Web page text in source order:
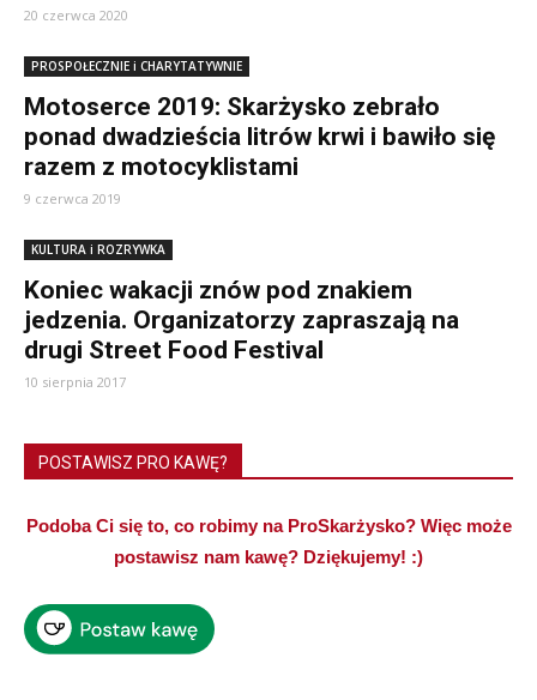
20 czerwca 2020
PROSPOŁECZNIE i CHARYTATYWNIE
Motoserce 2019: Skarżysko zebrało
ponad dwadzieścia litrów krwi i bawiło się
razem z motocyklistami
9 czerwca 2019
KULTURA i ROZRYWKA
Koniec wakacji znów pod znakiem
jedzenia. Organizatorzy zapraszają na
drugi Street Food Festival
10 sierpnia 2017
POSTAWISZ PRO KAWĘ?
Podoba Ci się to, co robimy na ProSkarżysko? Więc może
postawisz nam kawę? Dziękujemy! :)